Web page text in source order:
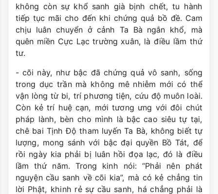
không còn sự khổ sanh già bịnh chết, tu hành
tiếp tục mãi cho đến khi chứng quả bồ đề. Cam
chịu luân chuyển ở cảnh Ta Bà ngắn khổ, mà
quên miền Cực Lạc trường xuân, là điều lầm thứ
tư.
- cõi này, như bậc đã chứng quả vô sanh, sống
trong dục trần mà không mê nhiễm mới có thể
vận lòng từ bi, trí phương tiện, cứu độ muôn loài.
Còn kẻ trí huệ cạn, mới tương ưng với đôi chút
pháp lành, bèn cho mình là bậc cao siêu tự tại,
chê bai Tịnh Độ tham luyến Ta Bà, không biết tự
lượng, mong sánh với bậc đại quyền Bồ Tát, để
rồi ngày kia phải bị luân hồi đọa lạc, đó là điều
lầm thứ năm. Trong kinh nói: “Phải nên phát
nguyện cầu sanh về cõi kia”, mà có kẻ chẳng tin
lời Phật, khinh rẻ sự cầu sanh, há chẳng phải là